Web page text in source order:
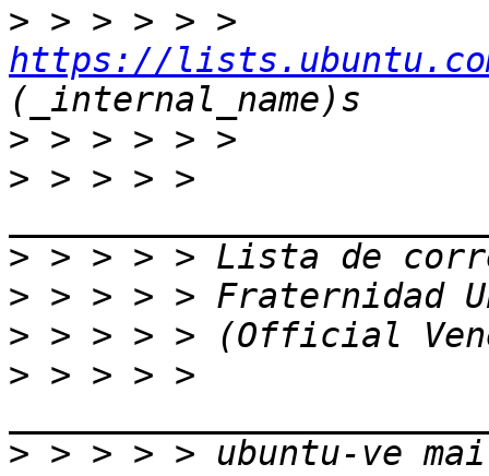
>
https://
>
> > > > >
>
>
>
> > > > >
>